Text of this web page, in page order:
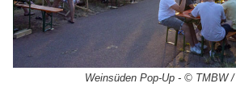
Weinsüden Pop-Up - © TMBW